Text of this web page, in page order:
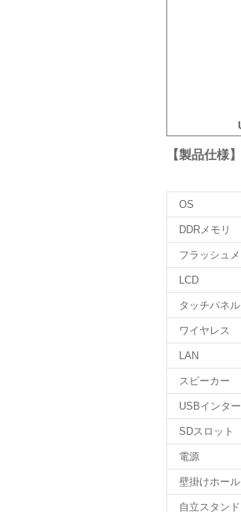
【製品仕様】
OS
DDRメモリ
フラッシュメ
LCD
タッチパネル
ワイヤレス
LAN
スピーカー
USBインタ
SDスロット
電源
壁掛けホール
自立スタンド